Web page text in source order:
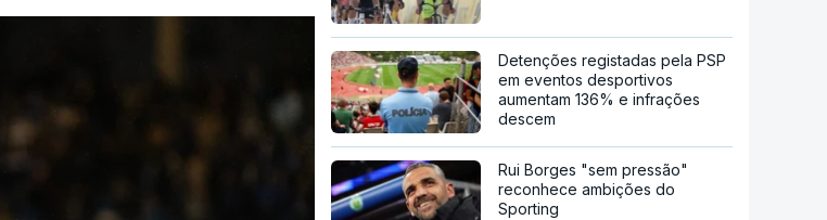
Detenções registadas pela PSP
em eventos desportivos
aumentam 136% e infrações
descem
Rui Borges "sem pressão"
reconhece ambições do
Sporting